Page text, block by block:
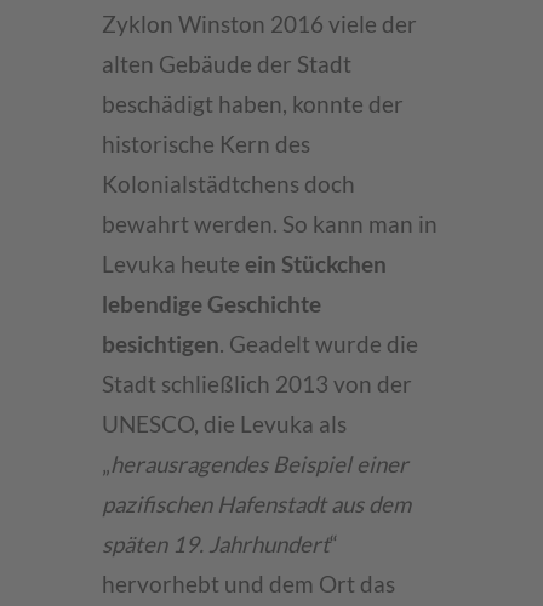
Zyklon Winston 2016 viele der
alten Gebäude der Stadt
beschädigt haben, konnte der
historische Kern des
Kolonialstädtchens doch
bewahrt werden. So kann man in
Levuka heute ein Stückchen
lebendige Geschichte
besichtigen. Geadelt wurde die
Stadt schließlich 2013 von der
UNESCO, die Levuka als
„herausragendes Beispiel einer
pazifischen Hafenstadt aus dem
späten 19. Jahrhundert“
hervorhebt und dem Ort das